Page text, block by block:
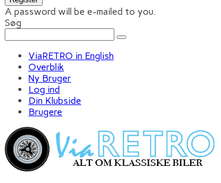
A password will be e-mailed to you.
Søg
ViaRETRO in English
Overblik
Ny Bruger
Log ind
Din Klubside
Brugere